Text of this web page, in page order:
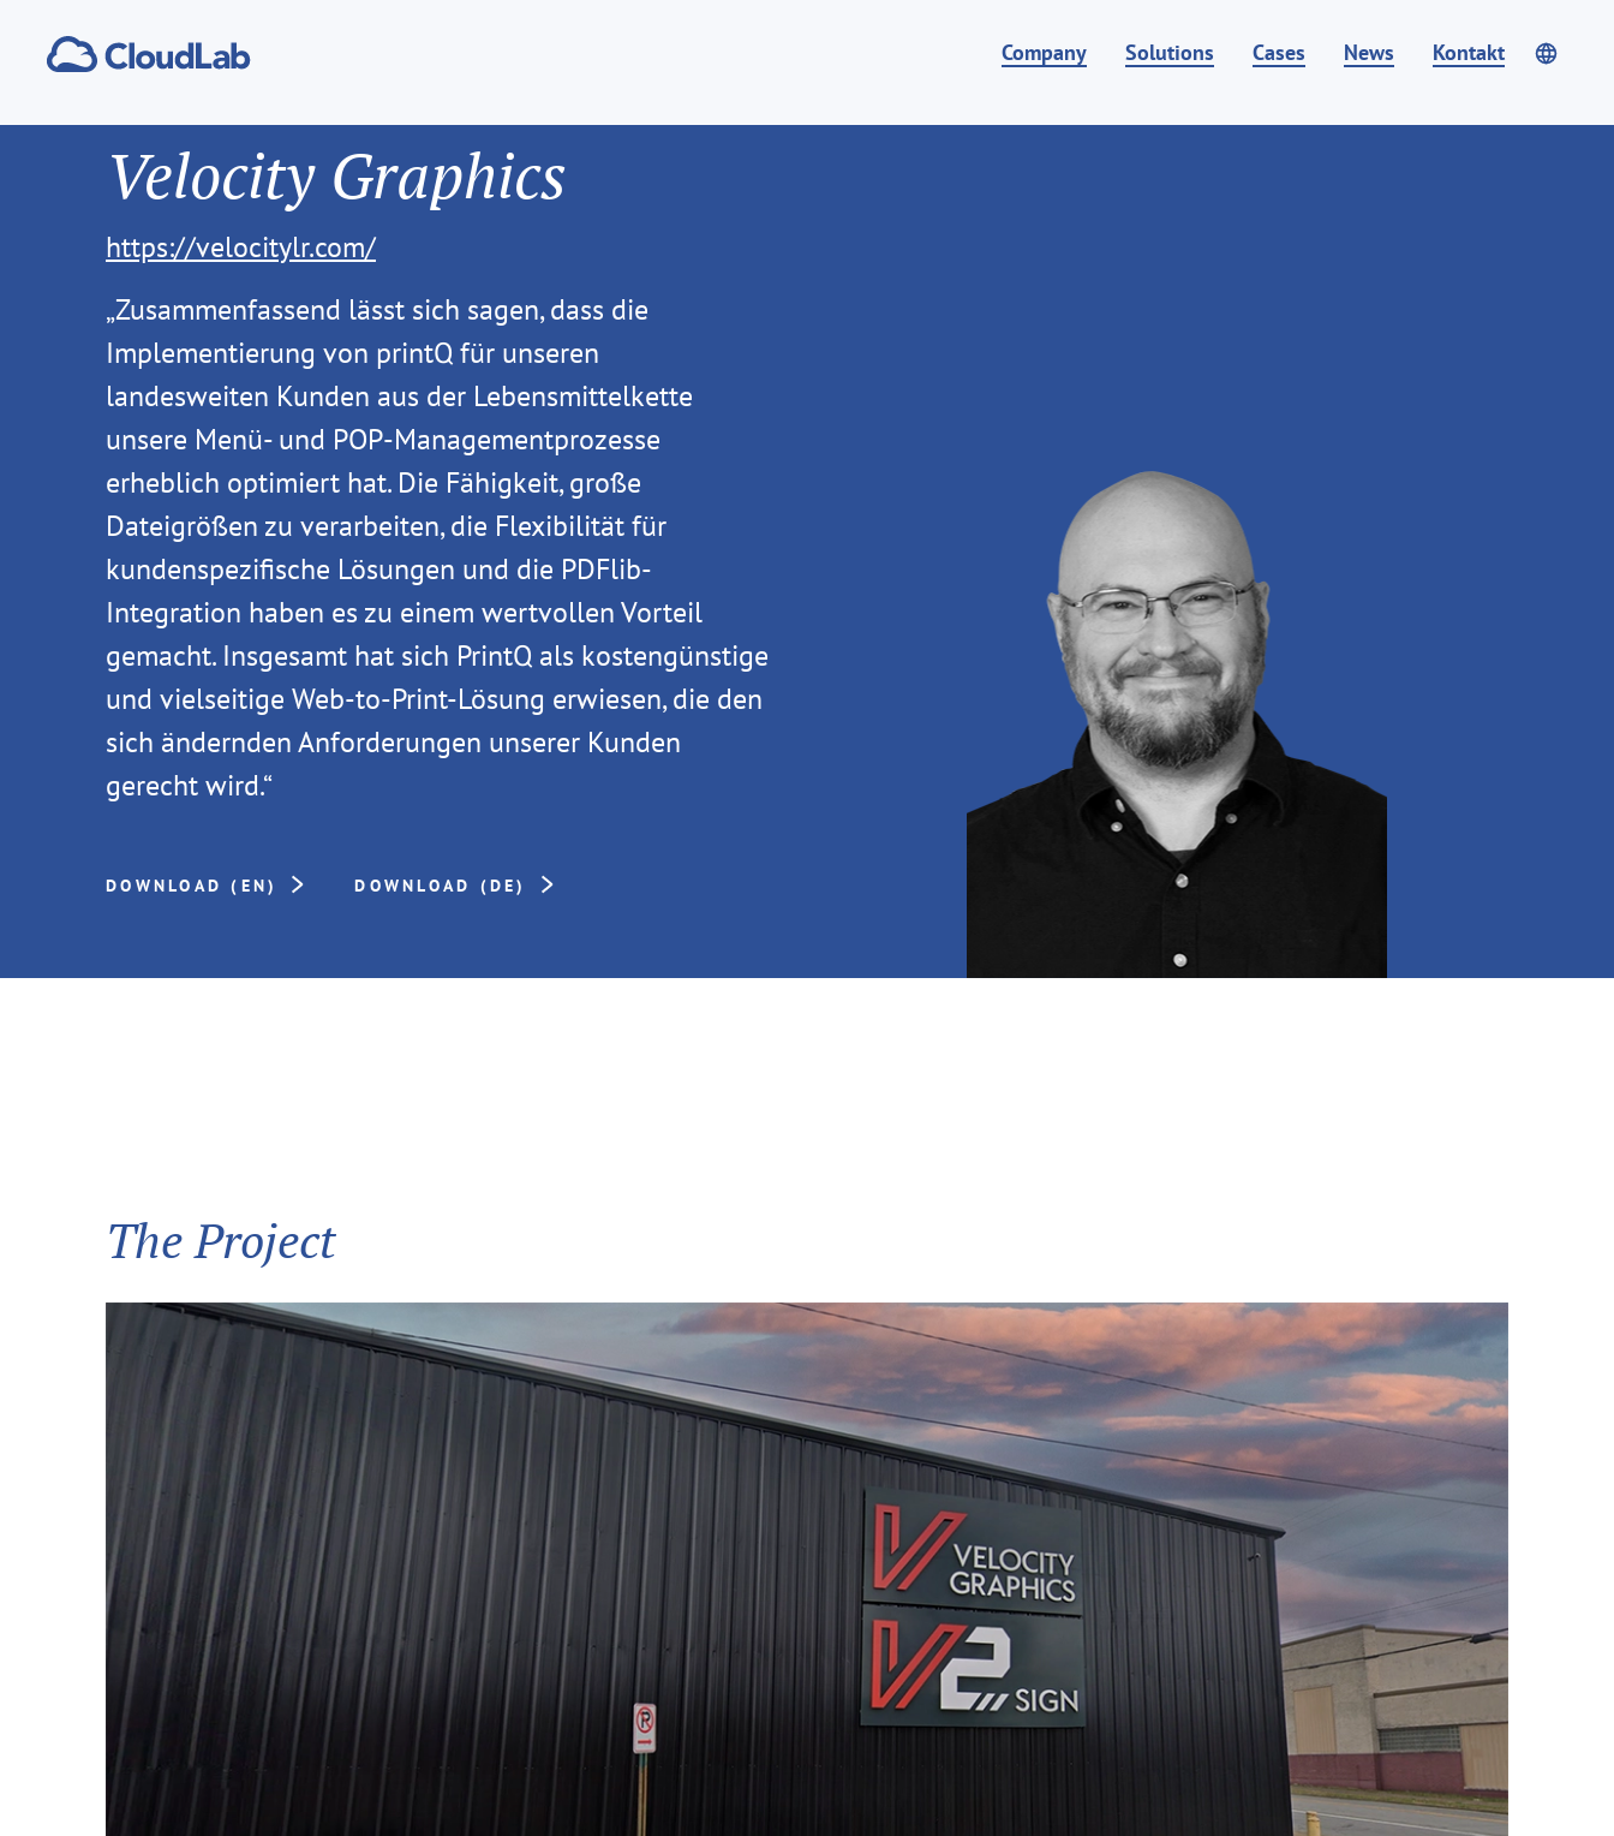
Company Solutions Cases News Kontakt
Velocity Graphics
https://velocitylr.com/
„Zusammenfassend lässt sich sagen, dass die
Implementierung von printQ für unseren
landesweiten Kunden aus der Lebensmittelkette
unsere Menü- und POP-Managementprozesse
erheblich optimiert hat. Die Fähigkeit, große
Dateigrößen zu verarbeiten, die Flexibilität für
kundenspezifische Lösungen und die PDFlib-
Integration haben es zu einem wertvollen Vorteil
gemacht. Insgesamt hat sich PrintQ als kostengünstige
und vielseitige Web-to-Print-Lösung erwiesen, die den
sich ändernden Anforderungen unserer Kunden
gerecht wird.“
DOWNLOAD (EN) DOWNLOAD (DE)
The Project